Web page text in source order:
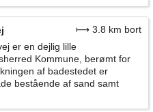
⟼ 3.8 km bort
er en dejlig lille
Kommune, berømt for
af badestedet er
bestående af sand samt